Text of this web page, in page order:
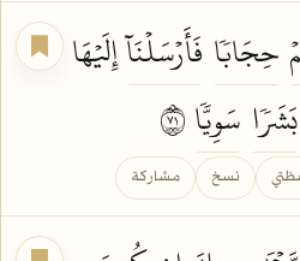
حِجَابٗا فَأَرۡسَلۡنَآإِلَيۡهَا
بَشَرٗا سَوِيّٗا
نسخ مشاركة